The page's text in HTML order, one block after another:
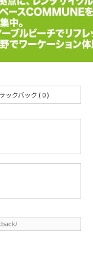
ックバック ( 0 )